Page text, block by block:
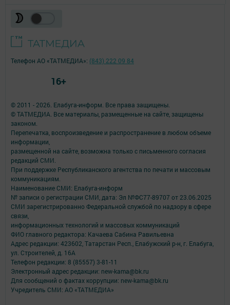
© 2011 - 2026. Елабуга-информ. Все права защищены.
© ТАТМЕДИА. Все материалы, размещенные на сайте, защищены
законом.
Перепечатка, воспроизведение и распространение в любом объеме
информации,
размещенной на сайте, возможна только с письменного согласия
редакций СМИ.
При поддержке Республиканского агентства по печати и массовым
коммуникациям.
Наименование СМИ: Елабуга-информ
№ записи о регистрации СМИ, дата: Эл №ФС77-89707 от 23.06.2025
СМИ зарегистрированно Федеральной службой по надзору в сфере
связи,
информационных технологий и массовых коммуникаций
ФИО главного редактора: Качаева Сабина Равильевна
Адрес редакции: 423602, Татарстан Респ., Елабужский р-н, г. Елабуга,
ул. Строителей, д. 16А
Телефон редакции: 8 (85557) 3-81-11
Электронный адрес редакции: new-kama@bk.ru
Для сообщений о фактах коррупции: new-kama@bk.ru
Учредитель СМИ: АО «ТАТМЕДИА»
Телефон АО «ТАТМЕДИА»: (843) 222 09 84
16+